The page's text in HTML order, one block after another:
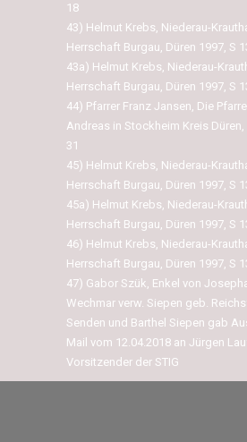
18
43) Helmut Krebs, Niederau-
Herrschaft Burgau, Düren 1997, S
43a) Helmut Krebs, Niederau-
Herrschaft Burgau, Düren 1997, S
44) Pfarrer Franz Jansen, Die
Andreas in Stockheim Kreis Düren,
31
45) Helmut Krebs, Niederau-
Herrschaft Burgau, Düren 1997, S
45a) Helmut Krebs, Niederau-
Herrschaft Burgau, Düren 1997, S
46) Helmut Krebs, Niederau-
Herrschaft Burgau, Düren 1997, S
47) Gabor Szük, Enkel von
Wechmar verw. Siepen geb.
Senden und Barthel Siepen gab
Mail vom 12.04.2018 an Jürgen
Vorsitzender der STIG